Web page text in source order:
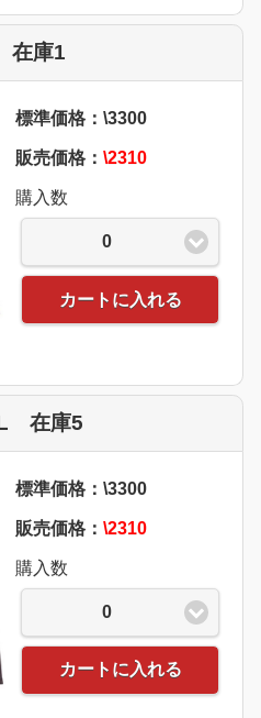
庫1
標準価格：\3300
販売価格： \2310
購入数
0
カートに入れる
在庫5
標準価格：\3300
販売価格： \2310
購入数
0
カートに入れる